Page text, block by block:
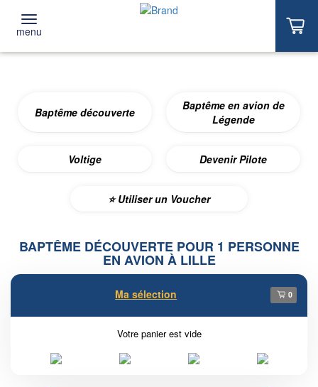
menu
Baptême découverte
Baptême en avion de
Légende
Voltige Devenir Pilote
⭐️ Utiliser un Voucher
BAPTÊME DÉCOUVERTE POUR 1 PERSONNE
EN AVION À LILLE
Ma sélection 0
Votre panier est vide